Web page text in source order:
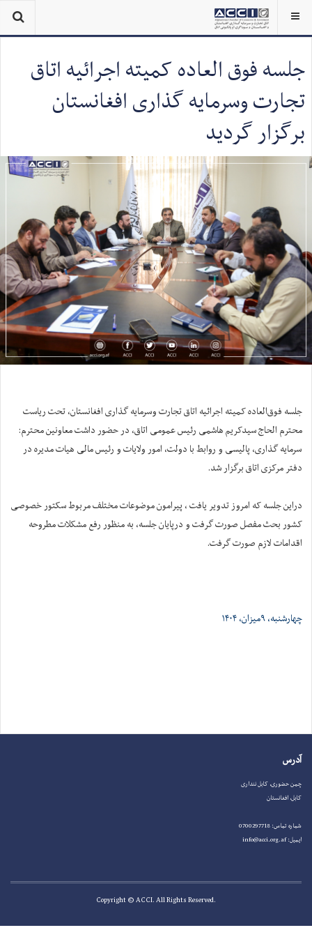
جلسه فوق العاده کمیته اجرائیه اتاق
تجارت وسرمایه گذاری افغانستان
برگزار گردید
جلسه فوق‌العاده کمیته اجرائیه اتاق تجارت وسرمایه گذاری افغانستان، تحت ریاست
محترم الحاج سید‌کریم هاشمی رئيس عمومی اتاق، در حضور داشت معاونین محترم:
سرمایه گذاری، پالیسی و روابط با دولت، امور ولایات و رئيس مالی هیات مدیره در
دفتر مرکزی اتاق برگزار شد.
دراین جلسه که امروز تدویر یافت ، پیرامون موضوعات مختلف مربوط سکتور خصوصی
کشور بحث مفصل صورت گرفت و درپایان جلسه، به منظور رفع مشکلات مطروحه
اقدامات لازم صورت گرفت.
چهارشنبه، ۹میزان، ۱۴۰۴
آدرس
چمن حضوری، کابل ننداری
کابل، افغانستان
شماره تماس: 0700297718
ایمیل: info@acci.org.af
.Copyright © ACCI. All Rights Reserved